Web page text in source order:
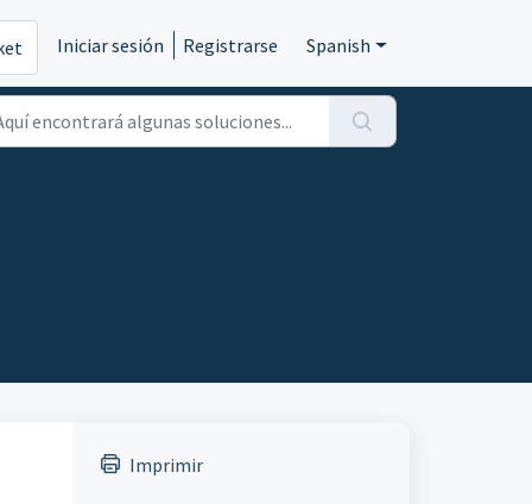
Iniciar sesión Registrarse Spanish
Imprimir